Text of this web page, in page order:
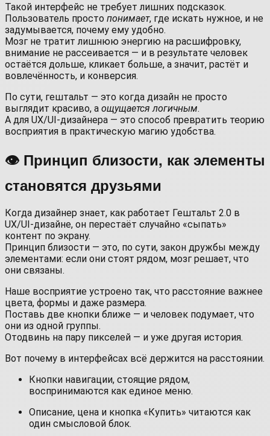
Такой интерфейс не требует лишних подсказок.
Пользователь просто понимает, где искать нужное, и не
задумывается, почему ему удобно.
Мозг не тратит лишнюю энергию на расшифровку,
внимание не рассеивается — и в результате человек
остаётся дольше, кликает больше, а значит, растёт и
вовлечённость, и конверсия.
По сути, гештальт — это когда дизайн не просто
выглядит красиво, а ощущается логичным.
А для UX/UI-дизайнера — это способ превратить теорию
восприятия в практическую магию удобства.
👁️ Принцип близости, как элементы
становятся друзьями
Когда дизайнер знает, как работает Гештальт 2.0 в
UX/UI-дизайне, он перестаёт случайно «сыпать»
контент по экрану.
Принцип близости — это, по сути, закон дружбы между
элементами: если они стоят рядом, мозг решает, что
они связаны.
Наше восприятие устроено так, что расстояние важнее
цвета, формы и даже размера.
Поставь две кнопки ближе — и человек подумает, что
они из одной группы.
Отодвинь на пару пикселей — и уже другая история.
Вот почему в интерфейсах всё держится на расстоянии.
Кнопки навигации, стоящие рядом,
воспринимаются как единое меню.
Описание, цена и кнопка «Купить» читаются как
один смысловой блок.